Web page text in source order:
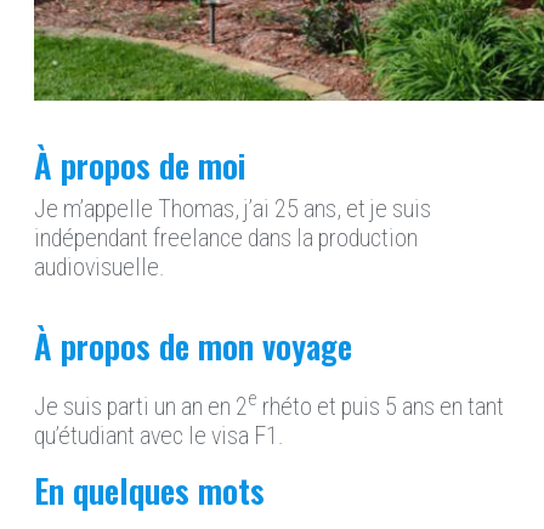
À propos de moi
Je m’appelle Thomas, j’ai 25 ans, et je suis
indépendant freelance dans la production
audiovisuelle.
À propos de mon voyage
Je suis parti un an en 2e rhéto et puis 5 ans en tant
qu’étudiant avec le visa F1.
En quelques mots